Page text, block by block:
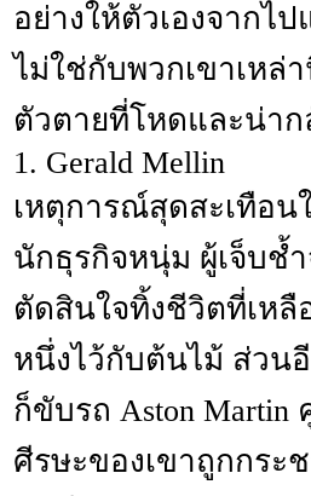
อย่างให้ตัวเองจาก
ไม่ใช่กับพวกเขาเหล่
ตัวตายที่โหดและน่า
1. Gerald Mellin
เหตุการณ์สุดสะเทือน
นักธุรกิจหนุ่ม ผู้เจ็บช้
ตัดสินใจทิ้งชีวิตที่เหลื
หนึ่งไว้กับต้นไม้ ส่วน
ก็ขับรถ Aston Martin
ศีรษะของเขาถูกกระ